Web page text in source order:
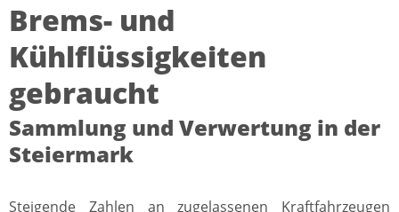
Brems- und
Kühlflüssigkeiten
gebraucht
Sammlung und Verwertung in der
Steiermark
Steigende Zahlen an zugelassenen Kraftfahrzeugen